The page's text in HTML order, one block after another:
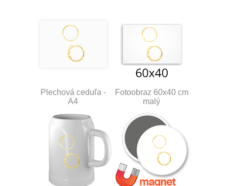
Plechová ceduľa -
A4
Fotoobraz 60x40 cm
malý